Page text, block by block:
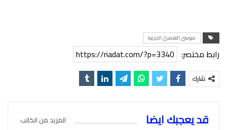
موسى التعمري الجزيرة
رابط مختصر: https://riadat.com/?p=3340
شارك
قد يعجبك ايضا المزيد من الكاتب